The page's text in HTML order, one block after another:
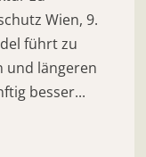
Wien, 9.
führt zu
und längeren
besser...